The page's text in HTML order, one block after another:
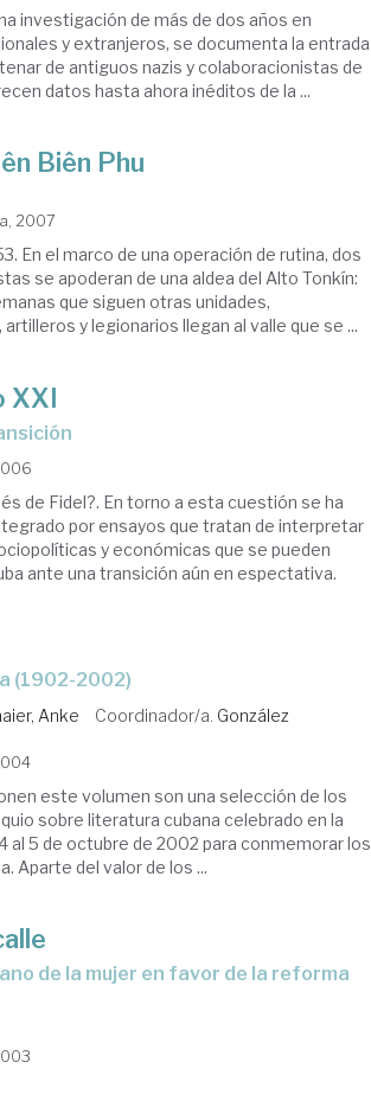
investigación de más de dos años en
y extranjeros, se documenta la entrada
de antiguos nazis y colaboracionistas de
datos hasta ahora inéditos de la ...
Biên Phu
2007
En el marco de una operación de rutina, dos
se apoderan de una aldea del Alto Tonkín:
que siguen otras unidades,
y legionarios llegan al valle que se ...
XXI
de Fidel?. En torno a esta cuestión se ha
por ensayos que tratan de interpretar
y económicas que se pueden
ante una transición aún en espectativa.
(1902-2002)
Anke Coordinador/a. González
este volumen son una selección de los
sobre literatura cubana celebrado en la
al 5 de octubre de 2002 para conmemorar los
Aparte del valor de los ...